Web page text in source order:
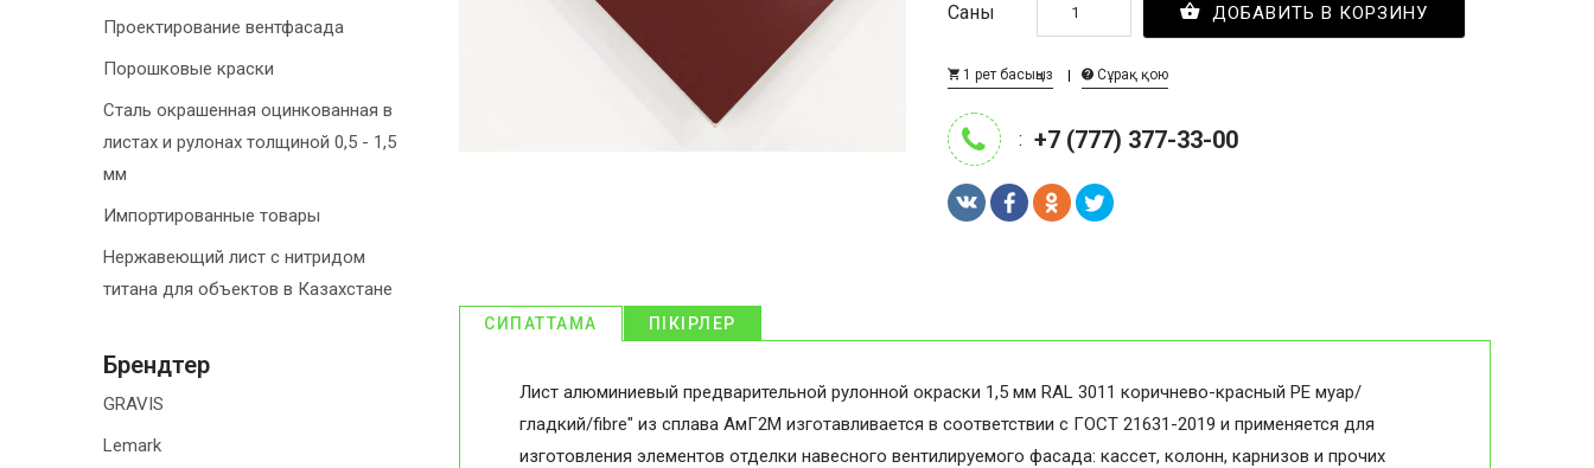
Саны ДОБАВИТЬ В КОРЗИНУ
1 рет басыңыз Сұрақ қою
: +7 (777) 377-33-00
СИПАТТАМА ПІКІРЛЕР
Лист алюминиевый предварительной рулонной окраски 1,5 мм RAL 3011 коричнево-красный PE муар/
гладкий/fibre" из сплава АмГ2М изготавливается в соответствии с ГОСТ 21631-2019 и применяется для
изготовления элементов отделки навесного вентилируемого фасада: кассет, колонн, карнизов и прочих
Проектирование вентфасада
Порошковые краски
Сталь окрашенная оцинкованная в
листах и рулонах толщиной 0,5 - 1,5
мм
Импортированные товары
Нержавеющий лист с нитридом
титана для объектов в Казахстане
Брендтер
GRAVIS
Lemark